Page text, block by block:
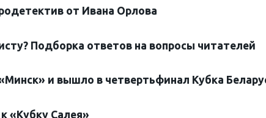
от Ивана Орлова
Подборка ответов на вопросы читателей
и вышло в четвертьфинал Кубка
«Кубку Салея»